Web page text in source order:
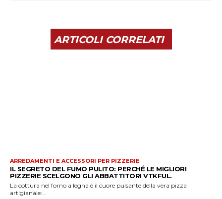
ARTICOLI CORRELATI
ARREDAMENTI E ACCESSORI PER PIZZERIE
IL SEGRETO DEL FUMO PULITO: PERCHÉ LE MIGLIORI
PIZZERIE SCELGONO GLI ABBATTITORI VTKFUL.
La cottura nel forno a legna è il cuore pulsante della vera pizza
artigianale:...